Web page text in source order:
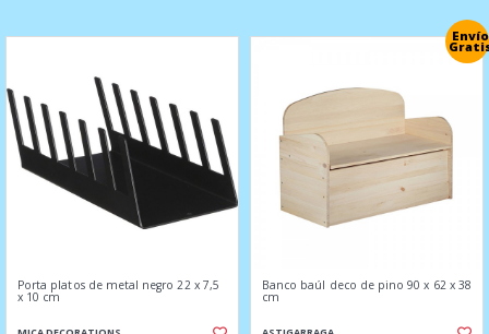
Porta platos de metal negro 22 x 7,5
x 10 cm
Envío
Banco baúl deco de pino 90 x 62 x 38
cm